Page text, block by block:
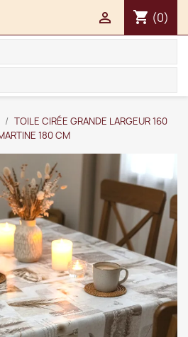
shopping_cart (0)

TOILE CIRÉE GRANDE LARGEUR 160
180 CM